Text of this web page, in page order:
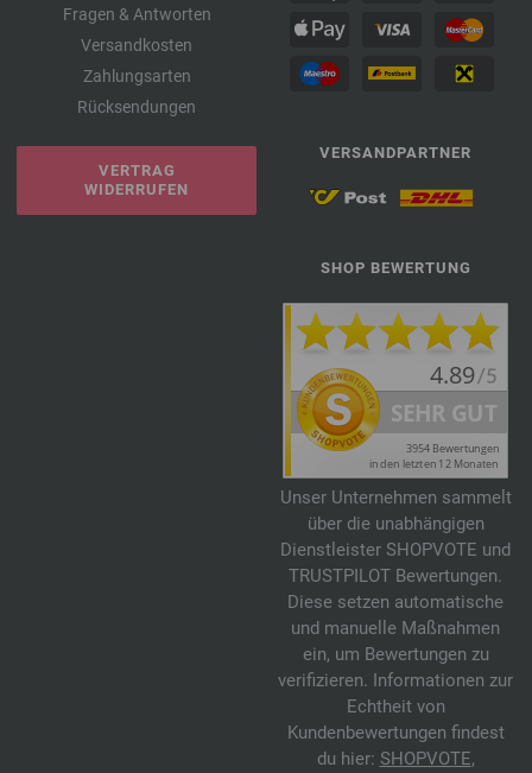
Fragen & Antworten
Versandkosten
Zahlungsarten
Rücksendungen
VERTRAG
WIDERRUFEN
VERSANDPARTNER
SHOP BEWERTUNG
Unser Unternehmen sammelt
über die unabhängigen
Dienstleister SHOPVOTE und
TRUSTPILOT Bewertungen.
Diese setzen automatische
und manuelle Maßnahmen
ein, um Bewertungen zu
verifizieren. Informationen zur
Echtheit von
Kundenbewertungen findest
du hier: SHOPVOTE,